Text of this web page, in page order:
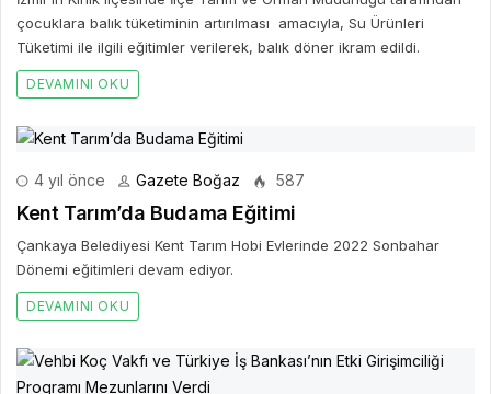
çocuklara balık tüketiminin artırılması amacıyla, Su Ürünleri
Tüketimi ile ilgili eğitimler verilerek, balık döner ikram edildi.
DEVAMINI OKU
4 yıl önce Gazete Boğaz 587
Kent Tarım’da Budama Eğitimi
Çankaya Belediyesi Kent Tarım Hobi Evlerinde 2022 Sonbahar
Dönemi eğitimleri devam ediyor.
DEVAMINI OKU